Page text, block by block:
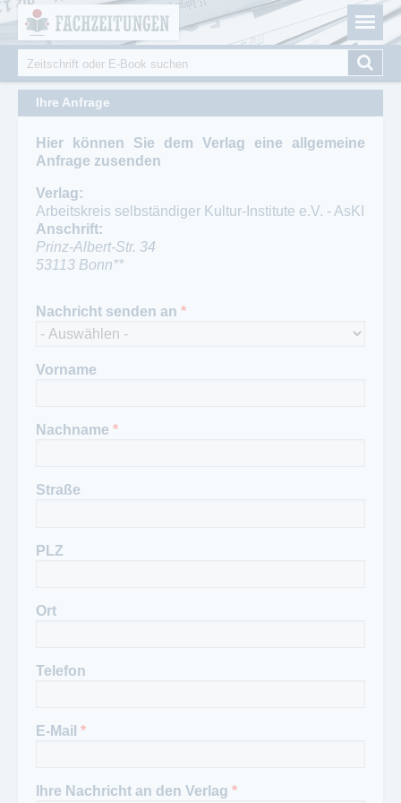
Fachzeitungen.de - Das unabhängige Portal für
Fachmagazine Fachpublikationen & eBooks
Suchformular
Suche
Ihre Anfrage
Hier können Sie dem Verlag eine allgemeine
Anfrage zusenden
Verlag:
Arbeitskreis selbständiger Kultur-Institute e.V. - AsKI
Anschrift:
Prinz-Albert-Str. 34
53113 Bonn**
Karoline Gaudian
Telefon:
Fax:
Nachricht senden an *
Vorname
Nachname *
Straße
PLZ
Ort
Telefon
E-Mail *
Ihre Nachricht an den Verlag *
Cookie-Einstellungen